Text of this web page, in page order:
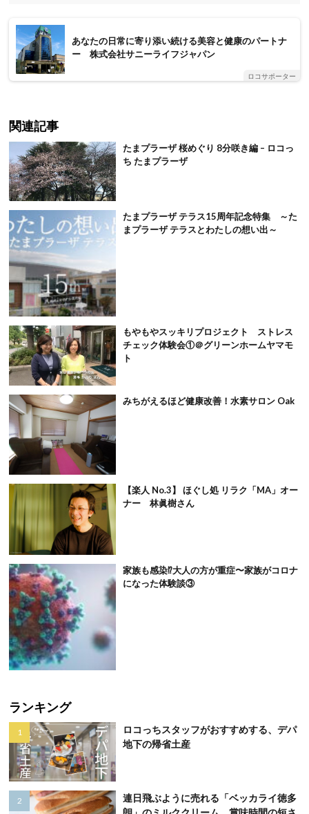
あなたの日常に寄り添い続ける美容と健康のパートナ
ー 株式会社サニーライフジャパン
ロコサポーター
関連記事
たまプラーザ 桜めぐり 8分咲き編 – ロコっ
ち たまプラーザ
たまプラーザ テラス15周年記念特集 ～た
まプラーザ テラスとわたしの想い出～
もやもやスッキリプロジェクト ストレス
チェック体験会①＠グリーンホームヤマモ
ト
みちがえるほど健康改善！水素サロン Oak
【楽人 No.3】 ほぐし処 リラク「MA」オー
ナー 林眞樹さん
家族も感染⁉大人の方が重症〜家族がコロナ
になった体験談③
ランキング
ロコっちスタッフがおすすめする、デパ
地下の帰省土産
連日飛ぶように売れる「ベッカライ徳多